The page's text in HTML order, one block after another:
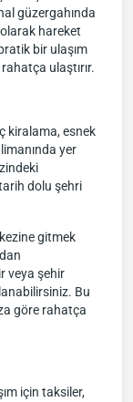
güzergahında
hareket
bir ulaşım
ulaştırır.
kiralama, esnek
yer
dolu şehri
gitmek
veya şehir
Bu
göre rahatça
için taksiler,